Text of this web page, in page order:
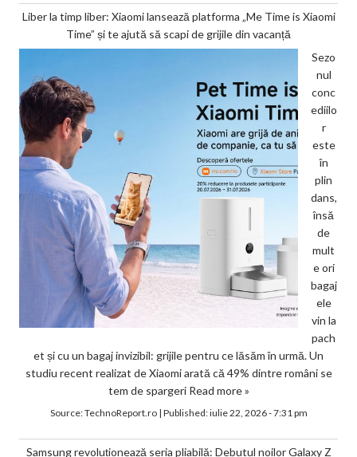
Liber la timp liber: Xiaomi lansează platforma „Me Time is Xiaomi
Time” și te ajută să scapi de grijile din vacanță
Sezo
nul
conc
ediilo
r
este
în
plin
dans,
însă
de
mult
e ori
bagaj
ele
vin la
pach
et și cu un bagaj invizibil: grijile pentru ce lăsăm în urmă. Un
studiu recent realizat de Xiaomi arată că 49% dintre români se
tem de spargeri Read more »
Source:TechnoReport.ro| Published:iulie 22, 2026 - 7:31 pm
Samsung revoluționează seria pliabilă: Debutul noilor Galaxy Z